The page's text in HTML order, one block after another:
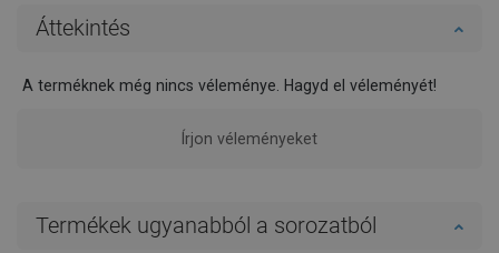
Áttekintés
A terméknek még nincs véleménye. Hagyd el véleményét!
Írjon véleményeket
Termékek ugyanabból a sorozatból